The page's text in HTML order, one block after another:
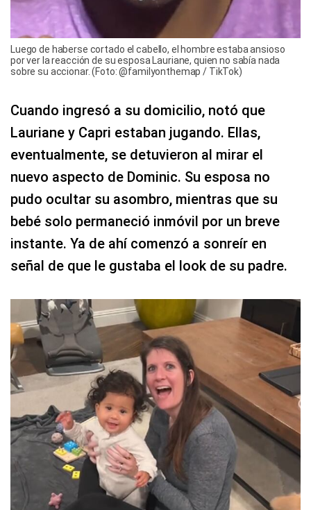
Luego de haberse cortado el cabello, el hombre estaba ansioso
por ver la reacción de su esposa Lauriane, quien no sabía nada
sobre su accionar. (Foto: @familyonthemap / TikTok)
Cuando ingresó a su domicilio, notó que
Lauriane y Capri estaban jugando. Ellas,
eventualmente, se detuvieron al mirar el
nuevo aspecto de Dominic. Su esposa no
pudo ocultar su asombro, mientras que su
bebé solo permaneció inmóvil por un breve
instante. Ya de ahí comenzó a sonreír en
señal de que le gustaba el look de su padre.